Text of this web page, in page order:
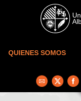
Skip to main content
QUIENES SOMOS